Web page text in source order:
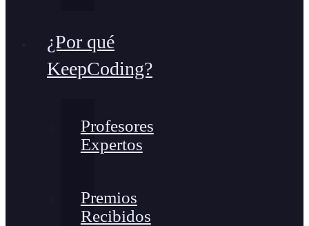
¿Por qué
KeepCoding?
Profesores
Expertos
Premios
Recibidos